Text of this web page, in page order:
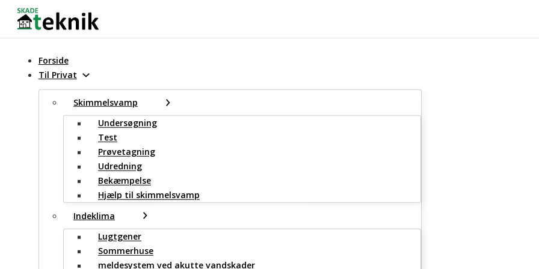
Spring til hovedindhold
Spring til sidefod
Forside
Til Privat
Skimmelsvamp
Undersøgning
Test
Prøvetagning
Udredning
Bekæmpelse
Hjælp til skimmelsvamp
Indeklima
Lugtgener
Sommerhuse
meldesystem ved akutte vandskader